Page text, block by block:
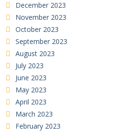
December 2023
November 2023
October 2023
September 2023
August 2023
July 2023
June 2023
May 2023
April 2023
March 2023
February 2023